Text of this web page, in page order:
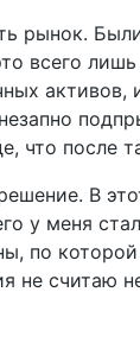
рынок.
всего
активов,
что после
В
у меня
по
не считаю